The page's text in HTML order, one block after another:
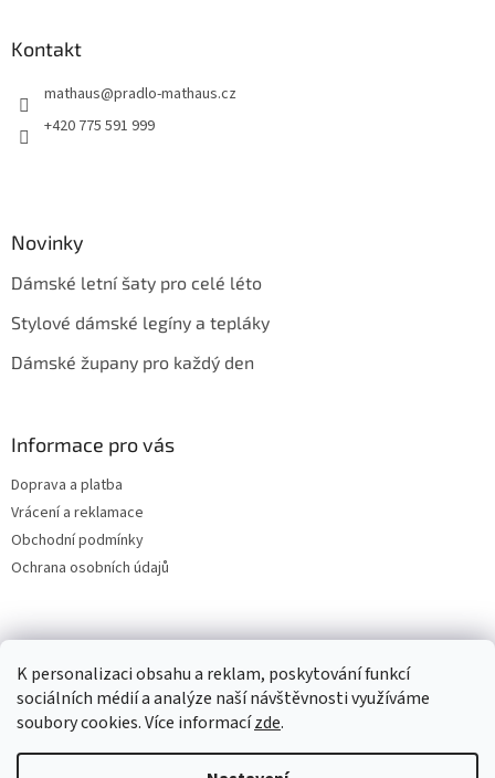
K personalizaci obsahu a reklam, poskytování funkcí
sociálních médií a analýze naší návštěvnosti využíváme
soubory cookies. Více informacízde.
Kontakt
mathaus@pradlo-mathaus.cz
+420 775 591 999
Novinky
Dámské letní šaty pro celé léto
Stylové dámské legíny a tepláky
Dámské župany pro každý den
Informace pro vás
Doprava a platba
Vrácení a reklamace
Obchodní podmínky
Ochrana osobních údajů